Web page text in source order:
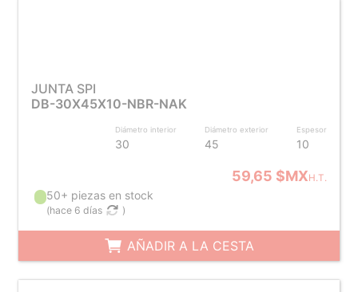
JUNTA SPI
DB-30X45X10-NBR-NAK
Diámetro interior
30
Diámetro exterior
45
Espesor
10
59,65 $MXH.T.
50+ piezas en stock
(hace 6 días )
AÑADIR A LA CESTA